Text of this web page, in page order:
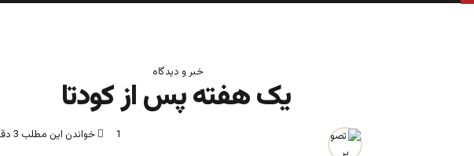
خبر و دیدگاه
یک هفته پس از کودتا
1 خواندن این مطلب 3 دقیقه زمان میبرد